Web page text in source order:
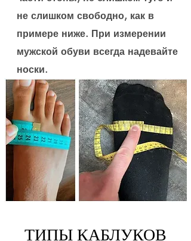
не слишком свободно, как в
примере ниже. При измерении
мужской обуви всегда надевайте
носки.
ТИПЫ КАБЛУКОВ